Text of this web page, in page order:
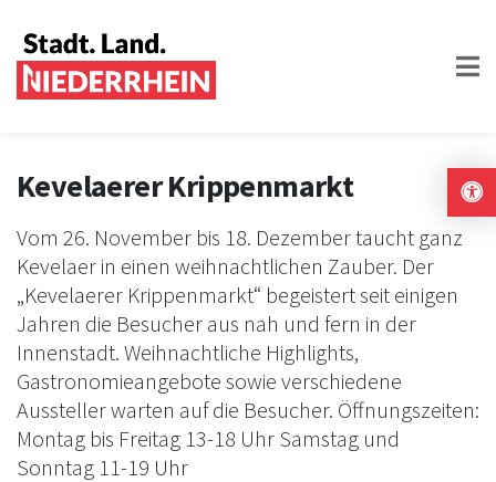
Kevelaerer Krippenmarkt
Vom 26. November bis 18. Dezember taucht ganz
Kevelaer in einen weihnachtlichen Zauber. Der
„Kevelaerer Krippenmarkt“ begeistert seit einigen
Jahren die Besucher aus nah und fern in der
Innenstadt. Weihnachtliche Highlights,
Gastronomieangebote sowie verschiedene
Aussteller warten auf die Besucher. Öffnungszeiten:
Montag bis Freitag 13-18 Uhr Samstag und
Sonntag 11-19 Uhr